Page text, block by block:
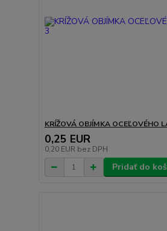
KRÍŽOVÁ OBJÍMKA OCEĽOVÉHO
0,25 EUR
0,20 EUR bez DPH
Pridať do